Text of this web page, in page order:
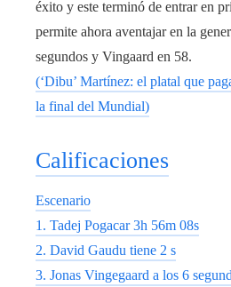
éxito y este terminó de entrar en
permite ahora aventajar en la
segundos y Vingaard en 58.
(‘Dibu’ Martínez: el platal que
la final del Mundial)
Calificaciones
Escenario
1. Tadej Pogacar 3h 56m 08s
2. David Gaudu tiene 2 s
3. Jonas Vingegaard a los 6